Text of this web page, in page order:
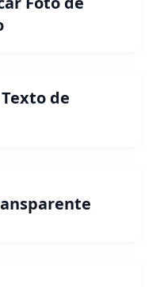
de